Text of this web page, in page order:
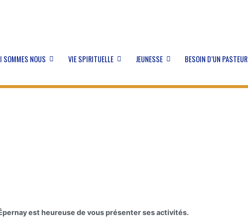
SOMMES NOUS VIE SPIRITUELLE JEUNESSE BESOIN D’UN PASTEUR
est heureuse de vous présenter ses activités.